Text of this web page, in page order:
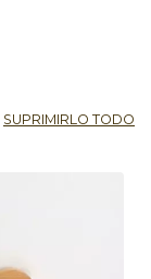
SUPRIMIRLO TODO